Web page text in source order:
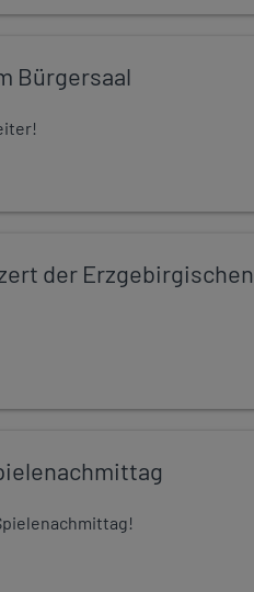
Bürgersaal
der Erzgebirgischen